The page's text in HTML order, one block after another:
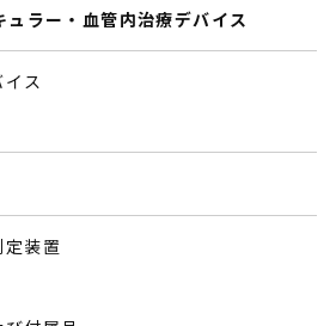
ュラー・血管内治療デバイス
ス
装置